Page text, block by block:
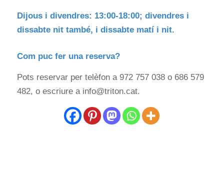
Dijous i divendres: 13:00-18:00; divendres i
dissabte nit també, i dissabte matí i nit.
Com puc fer una reserva?
Pots reservar per telèfon a 972 757 038 o 686 579
482, o escriure a info@triton.cat.